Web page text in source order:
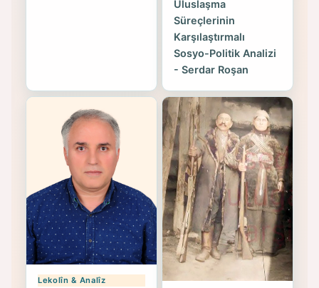
Uluslaşma
Süreçlerinin
Karşılaştırmalı
Sosyo-Politik Analizi
- Serdar Roşan
Lekolîn & Analîz